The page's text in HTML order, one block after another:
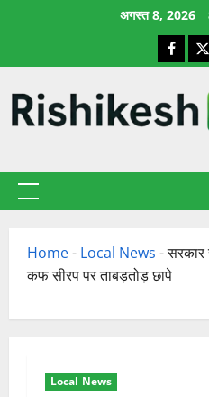
अगस्त 8, 2026
X
प्राथमिक
Home- Local News -सरकार
कफ सीरप पर ताबड़तोड़ छापे
Local News